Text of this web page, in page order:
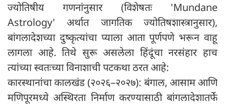
ज्योतिषीय गणनांनुसार (विशेषतः 'Mundane
Astrology' अर्थात जागतिक ज्योतिषशास्त्रानुसार),
बांगलादेशच्या दुष्कृत्यांचा प्याला आता पूर्णपणे भरून वाहू
लागला आहे. तिथे सुरू असलेला हिंदूंचा नरसंहार हाच
त्यांच्या स्वतःच्या विनाशाची पटकथा ठरत आहे:
कारस्थानांचा कालखंड (२०२६–२०२७): बंगाल, आसाम आणि
मणिपूरमध्ये अस्थिरता निर्माण करण्यासाठी बांगलादेशातर्फे